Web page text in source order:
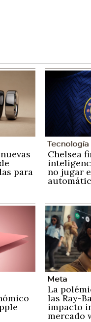
para
Tecnología
Chelsea
no jugar
Meta
La
las Ray-
impacto
mercado